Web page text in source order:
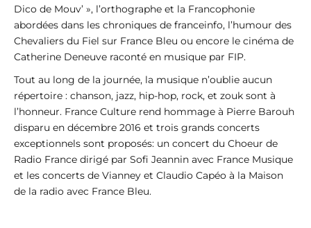
Dico de Mouv’ », l’orthographe et la Francophonie
abordées dans les chroniques de franceinfo, l’humour des
Chevaliers du Fiel sur France Bleu ou encore le cinéma de
Catherine Deneuve raconté en musique par FIP.
Tout au long de la journée, la musique n’oublie aucun
répertoire : chanson, jazz, hip-hop, rock, et zouk sont à
l’honneur. France Culture rend hommage à Pierre Barouh
disparu en décembre 2016 et trois grands concerts
exceptionnels sont proposés: un concert du Choeur de
Radio France dirigé par Sofi Jeannin avec France Musique
et les concerts de Vianney et Claudio Capéo à la Maison
de la radio avec France Bleu.